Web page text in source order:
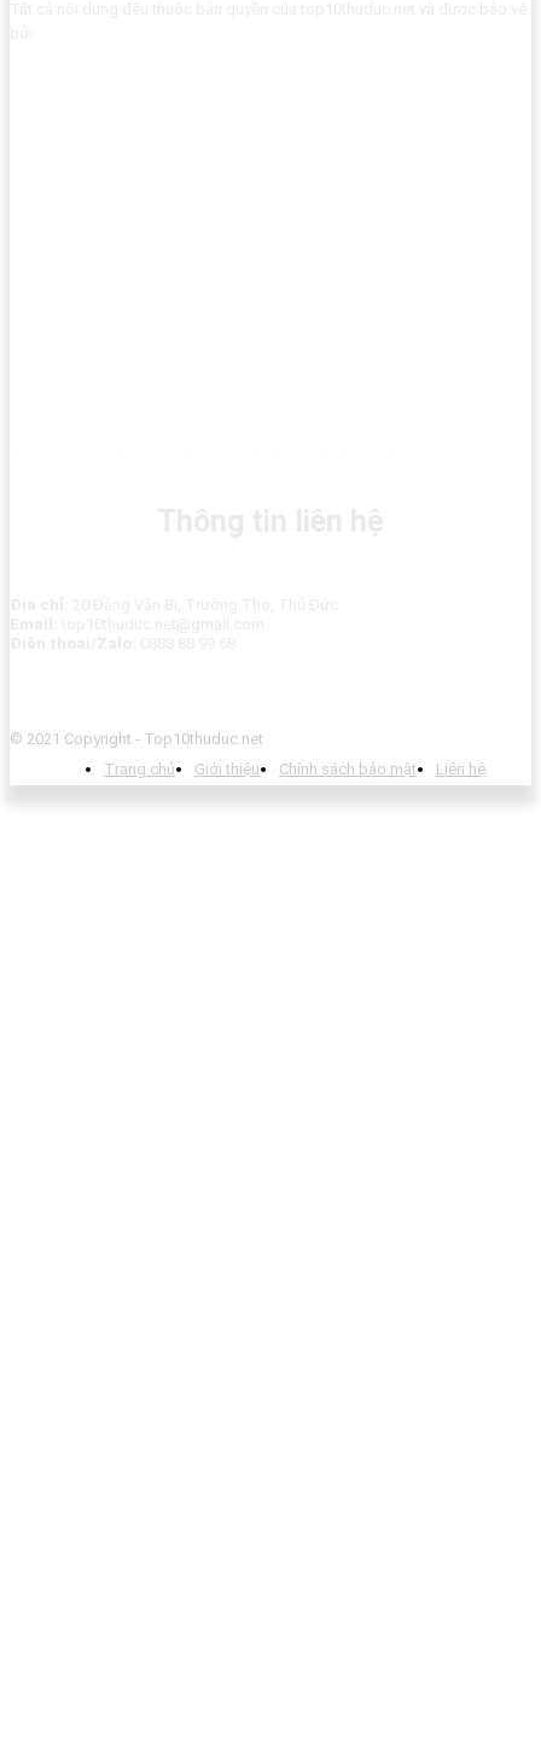
© 2021 Copyright - Top10thuduc.net
Trang chủ
Giới thiệu Chính sách bảo mật Liên hệ